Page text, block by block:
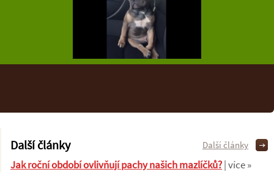
Další články
Jak roční období ovlivňují pachy našich mazlíčků?| více »
Další články